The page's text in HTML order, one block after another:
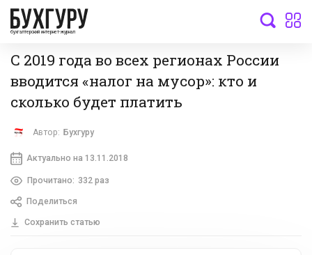
бухгалтерский интернет-журнал
С 2019 года во всех регионах России
вводится «налог на мусор»: кто и
сколько будет платить
Автор: Бухгуру
Актуально на 13.11.2018
Прочитано: 332 раз
Поделиться
Сохранить статью